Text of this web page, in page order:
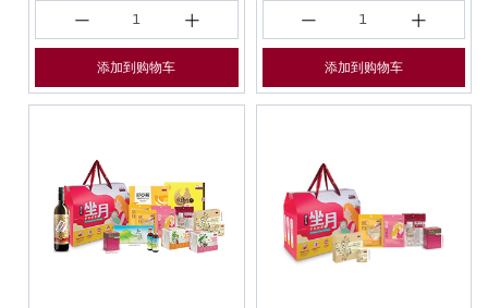
添加到购物车 添加到购物车